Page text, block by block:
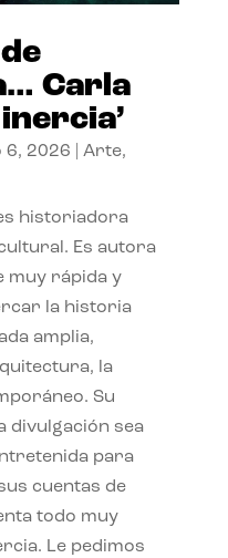
Carla
6, 2026 Arte,
historiadora
Es autora
muy rápida y
la historia
amplia,
la
Su
divulgación sea
para
cuentas de
todo muy
Le pedimos